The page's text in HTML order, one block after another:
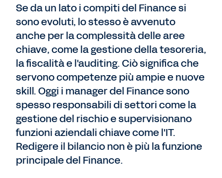
Se da un lato i compiti del Finance si
sono evoluti, lo stesso è avvenuto
anche per la complessità delle aree
chiave, come la gestione della tesoreria,
la fiscalità e l'auditing. Ciò significa che
servono competenze più ampie e nuove
skill. Oggi i manager del Finance sono
spesso responsabili di settori come la
gestione del rischio e supervisionano
funzioni aziendali chiave come l'IT.
Redigere il bilancio non è più la funzione
principale del Finance.